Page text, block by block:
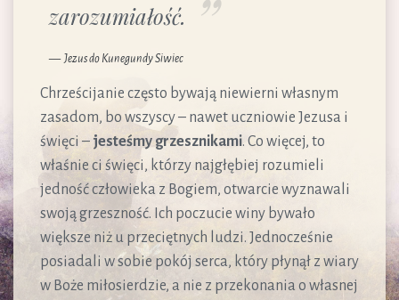
zarozumiałość.
Jezus do Kunegundy Siwiec
Chrześcijanie często bywają niewierni własnym
zasadom, bo wszyscy – nawet uczniowie Jezusa i
święci – jesteśmy grzesznikami. Co więcej, to
właśnie ci święci, którzy najgłębiej rozumieli
jedność człowieka z Bogiem, otwarcie wyznawali
swoją grzeszność. Ich poczucie winy bywało
większe niż u przeciętnych ludzi. Jednocześnie
posiadali w sobie pokój serca, który płynął z wiary
w Boże miłosierdzie, a nie z przekonania o własnej